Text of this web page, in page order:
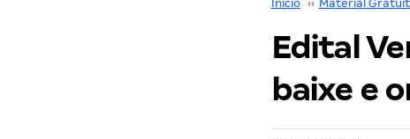
Início ›› Material
Edital
baixe e